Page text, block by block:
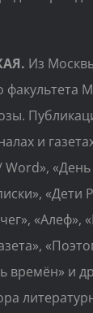
Из
факультета
и
«Дети
«Алеф»,
времён» и